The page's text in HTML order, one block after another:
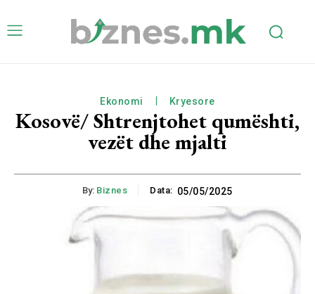
Ekonomi Kryesore
Kosovë/ ​Shtrenjtohet qumështi,
vezët dhe mjalti
By: Biznes Data: 05/05/2025